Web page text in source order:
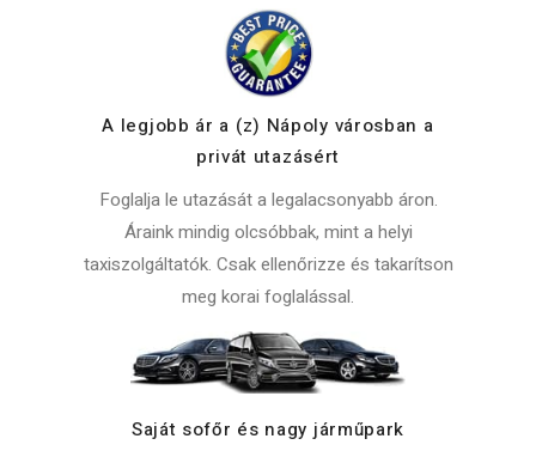
A legjobb ár a (z) Nápoly városban a
privát utazásért
Foglalja le utazását a legalacsonyabb áron.
Áraink mindig olcsóbbak, mint a helyi
taxiszolgáltatók. Csak ellenőrizze és takarítson
meg korai foglalással.
Saját sofőr és nagy járműpark